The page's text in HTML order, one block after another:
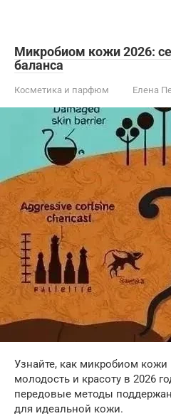
Микробиом кожи 2026:
баланса
Косметика и парфюм Елена
Узнайте, как микробиом кожи
молодость и красоту в 2026
передовые методы
для идеальной кожи.